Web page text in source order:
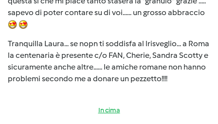
sapevo di poter contare su di voi...... un grosso abbraccio
Tranquilla Laura... se nopn ti soddisfa al lrisveglio... a Roma
la centenaria è presente c/o FAN, Cherie, Sandra Scotty e
sicuramente anche altre...... le amiche romane non hanno
problemi secondo me a donare un pezzetto!!!!
In cima